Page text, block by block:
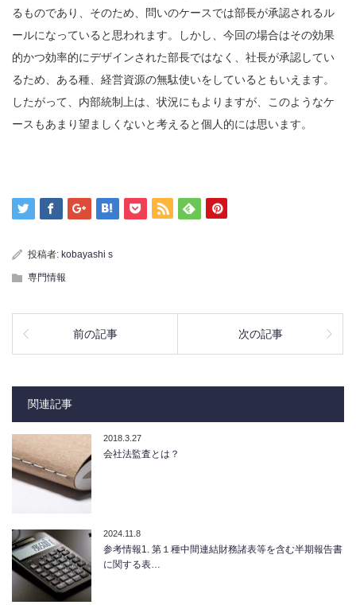
るものであり、そのため、問いのケースでは部長が承認されるル
ールになっていると思われます。しかし、今回の場合はその効果
的かつ効率的にデザインされた部長ではなく、社長が承認してい
るため、ある種、経営資源の無駄使いをしているともいえます。
したがって、内部統制上は、状況にもよりますが、このようなケ
ースもあまり望ましくないと考えると個人的には思います。
投稿者: kobayashi s
専門情報
前の記事 次の記事
関連記事
2018.3.27
会社法監査とは？
2024.11.8
参考情報1. 第１種中間連結財務諸表等を含む半期報告書
に関する表…